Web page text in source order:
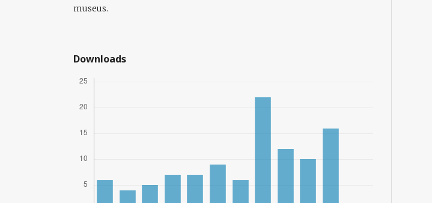
museus.
Downloads